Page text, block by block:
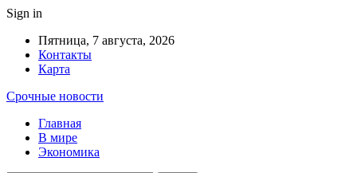
Sign in
Пятница, 7 августа, 2026
Контакты
Карта
Срочные новости
Главная
В мире
Экономика